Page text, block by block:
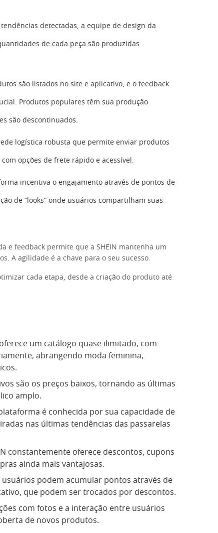
tendências detectadas, a equipe de design da
de cada peça são produzidas
são listados no site e aplicativo, e o feedback
Produtos populares têm sua produção
são descontinuados.
logística robusta que permite enviar produtos
opções de frete rápido e acessível.
incentiva o engajamento através de pontos de
de “looks” onde usuários compartilham suas
e feedback permite que a SHEIN mantenha um
A agilidade é a chave para o seu sucesso.
cada etapa, desde a criação do produto até
oferece um catálogo quase ilimitado, com
abrangendo moda feminina,
são os preços baixos, tornando as últimas
amplo.
é conhecida por sua capacidade de
nas últimas tendências das passarelas
constantemente oferece descontos, cupons
ainda mais vantajosas.
usuários podem acumular pontos através de
que podem ser trocados por descontos.
com fotos e a interação entre usuários
de novos produtos.